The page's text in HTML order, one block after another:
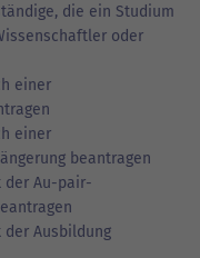
die ein Studium
oder
einer
einer
beantragen
der Au-pair-
Ausbildung